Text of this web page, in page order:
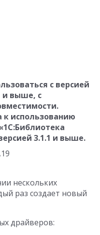
с версией
и выше, с
к использованию
3.1.1 и выше.
нескольких
раз создает новый
драйверов: